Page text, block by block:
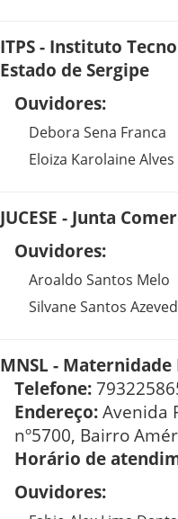
ITPS - Instituto
Estado de Sergipe
Ouvidores:
Debora Sena Franca
Eloiza Karolaine
JUCESE - Junta
Ouvidores:
Aroaldo Santos Melo
Silvane Santos
MNSL -
Telefone:
Endereço:Avenida
nº5700, Bairro
Horário de
Ouvidores: